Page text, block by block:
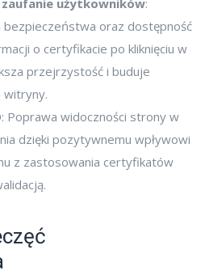
użytkowników:
bezpieczeństwa oraz dostępność
o certyfikacie po kliknięciu w
przejrzystość i buduje
witryny.
: Poprawa widoczności strony w
dzięki pozytywnemu wpływowi
z zastosowania certyfikatów